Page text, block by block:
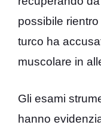
possibile
turco ha
muscolare in
Gli esami
hanno